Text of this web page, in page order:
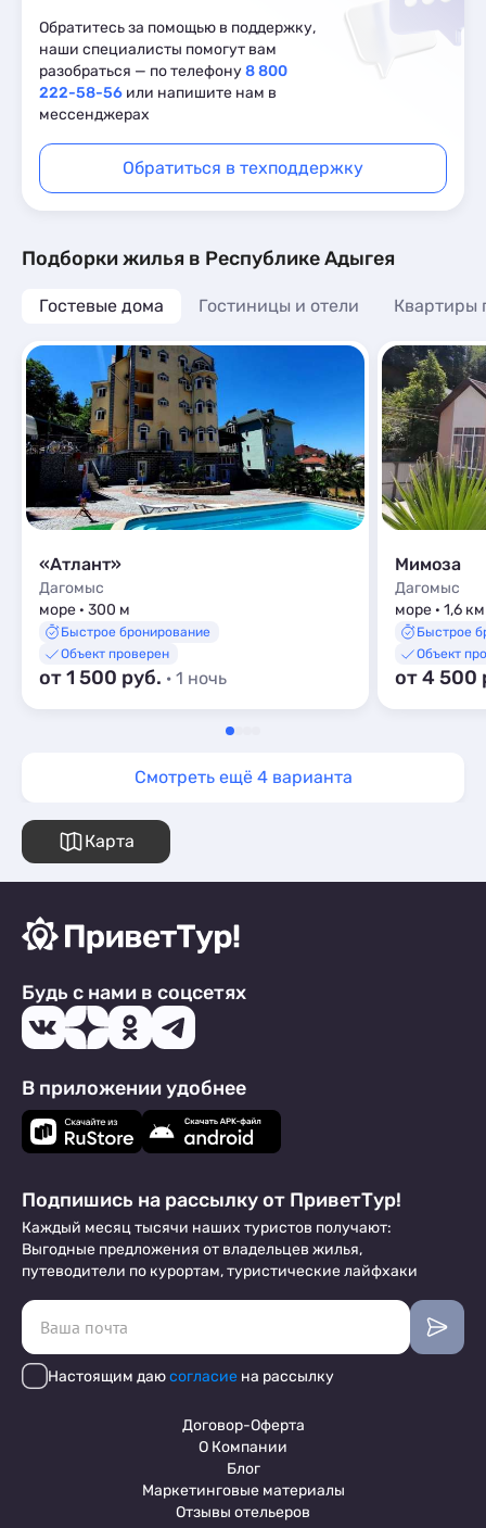
Обратитесь за помощью в поддержку,
наши специалисты помогут вам
разобраться — по телефону8 800
222-58-56 или напишите нам в
мессенджерах
Обратиться в техподдержку
Подборки жилья в Республике Адыгея
Гостевые дома Гостиницы и отели Квартиры
«Атлант»
Дагомыс
море · 300 м
Быстрое бронирование
Объект проверен
от 1 500 руб. · 1 ночь
Мимоза
Дагомыс
море · 1,6 км
Быстрое
Объект
от 4 500
Смотреть ещё 4 варианта
Карта
Будь с нами в соцсетях
В приложении удобнее
Подпишись на рассылку от ПриветТур!
Каждый месяц тысячи наших туристов получают:
Выгодные предложения от владельцев жилья,
путеводители по курортам, туристические лайфхаки
Настоящим даюсогласие на рассылку
Договор-Оферта
О Компании
Блог
Маркетинговые материалы
Отзывы отельеров